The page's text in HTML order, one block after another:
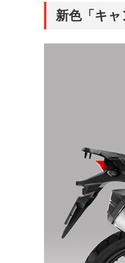
新色「キ